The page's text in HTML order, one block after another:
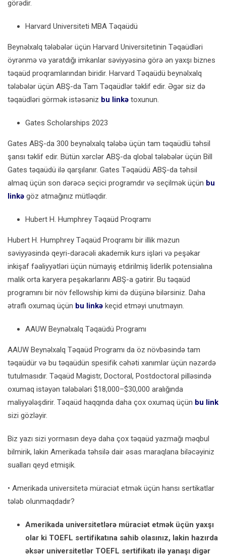
görədir.
Harvard Universiteti MBA Təqaüdü
Beynəlxalq tələbələr üçün Harvard Universitetinin Təqaüdləri
öyrənmə və yaratdığı imkanlar səviyyəsinə görə ən yaxşı biznes
təqaüd proqramlarından biridir. Harvard Təqaüdü beynəlxalq
tələbələr üçün ABŞ-da Tam Təqaüdlər təklif edir. Əgər siz də
təqaüdləri görmək istəsəniz bu linkə toxunun.
Gates Scholarships 2023
Gates ABŞ-da 300 beynəlxalq tələbə üçün tam təqaüdlü təhsil
şansı təklif edir. Bütün xərclər ABŞ-da qlobal tələbələr üçün Bill
Gates təqaüdü ilə qarşılanır. Gates Təqaüdü ABŞ-da təhsil
almaq üçün son dərəcə seçici programdır və seçilmək üçün bu
linkə göz atmağınız mütləqdir.
Hubert H. Humphrey Təqaüd Proqramı
Hubert H. Humphrey Təqaüd Proqramı bir illik məzun
səviyyəsində qeyri-dərəcəli akademik kurs işləri və peşəkar
inkişaf fəaliyyətləri üçün nümayiş etdirilmiş liderlik potensialına
malik orta karyera peşəkarlarını ABŞ-a gətirir. Bu təqaüd
programını bir növ fellowship kimi də düşünə bilərsiniz. Daha
ətraflı oxumaq üçün bu linkə keçid etməyi unutmayın.
AAUW Beynəlxalq Təqaüdü Programı
AAUW Beynəlxalq Təqaüd Programı da öz növbəsində tam
təqaüdür və bu təqaüdün spesifik cəhəti xanımlar üçün nəzərdə
tutulmasıdır. Təqaüd Magistr, Doctoral, Postdoctoral pilləsində
oxumaq istəyən tələbələri $18,000–$30,000 aralığında
maliyyələşdirir. Təqaüd haqqında daha çox oxumaq üçün bu link
sizi gözləyir.
Biz yazı sizi yormasın deyə daha çox təqaüd yazmağı məqbul
bilmirik, lakin Amerikada təhsilə dair əsas maraqlana biləcəyiniz
sualları qeyd etmişik.
• Amerikada universitetə müraciət etmək üçün hansı sertikatlar
tələb olunmaqdadır?
Amerikada universitetlərə müraciət etmək üçün yaxşı
olar ki TOEFL sertifikatına sahib olasınız, lakin hazırda
əksər universitetlər TOEFL sertifikatı ilə yanaşı digər